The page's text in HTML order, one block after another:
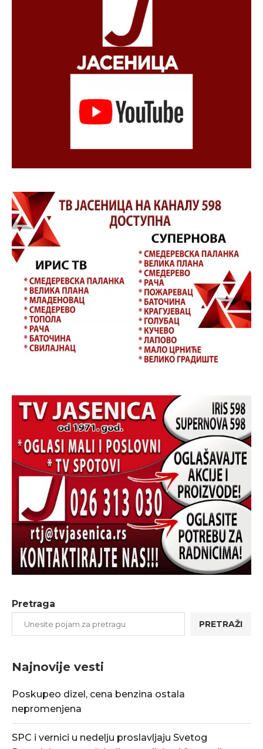
Pretraga
PRETRAŽI
Najnovije vesti
Poskupeo dizel, cena benzina ostala
nepromenjena
SPC i vernici u nedelju proslavljaju Svetog